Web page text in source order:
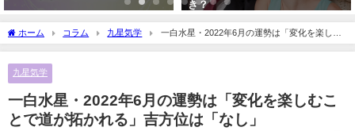
ホーム コラム 九星気学
一白水星・2022年6月の運勢は「変化を楽しむ
ことで道が拓かれる」吉方位は「なし」
九星気学
一白水星・2022年6月の運勢は「変化を楽しむこ
とで道が拓かれる」吉方位は「なし」